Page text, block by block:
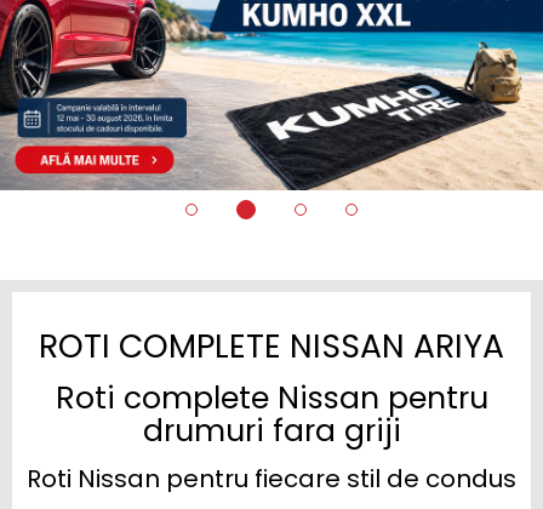
ROTI COMPLETE NISSAN ARIYA
Roti complete Nissan pentru
drumuri fara griji
Roti Nissan pentru fiecare stil de condus